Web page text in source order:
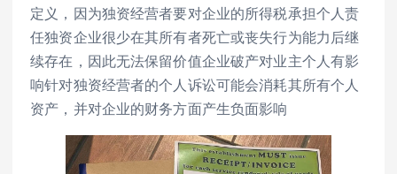
定义，因为独资经营者要对企业的所得税承担个人责
任独资企业很少在其所有者死亡或丧失行为能力后继
续存在，因此无法保留价值企业破产对业主个人有影
响针对独资经营者的个人诉讼可能会消耗其所有个人
资产，并对企业的财务方面产生负面影响